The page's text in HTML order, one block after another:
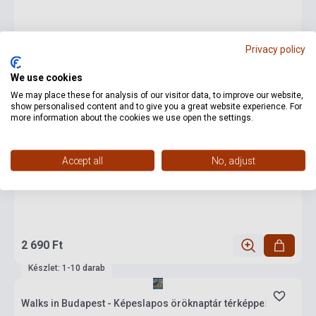
2 690 Ft
Készlet: 1-10 darab
Walks in Budapest - Képeslapos öröknaptár térképpel
Privacy policy
We use cookies
We may place these for analysis of our visitor data, to improve our website,
show personalised content and to give you a great website experience. For
more information about the cookies we use open the settings.
Accept all No, adjust